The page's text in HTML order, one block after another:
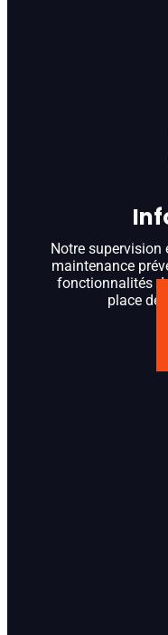
Notre supervision
maintenance
fonctionnalités
place